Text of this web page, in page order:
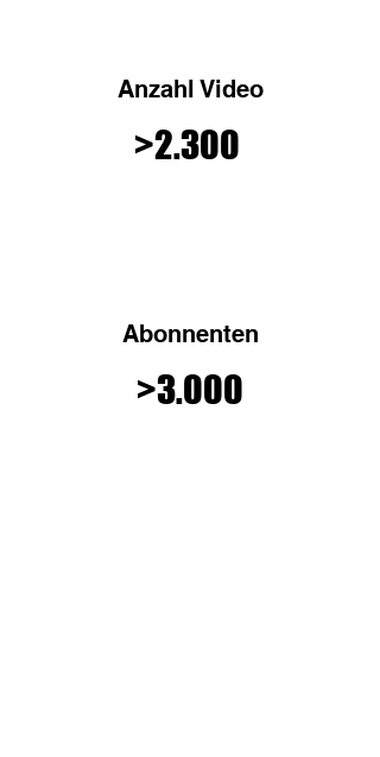
Anzahl Video
>2.300
Abonnenten
>3.000